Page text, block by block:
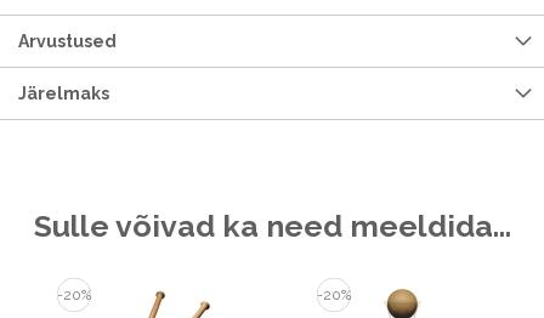
Arvustused
Järelmaks
Sulle võivad ka need meeldida…
-20% -20%